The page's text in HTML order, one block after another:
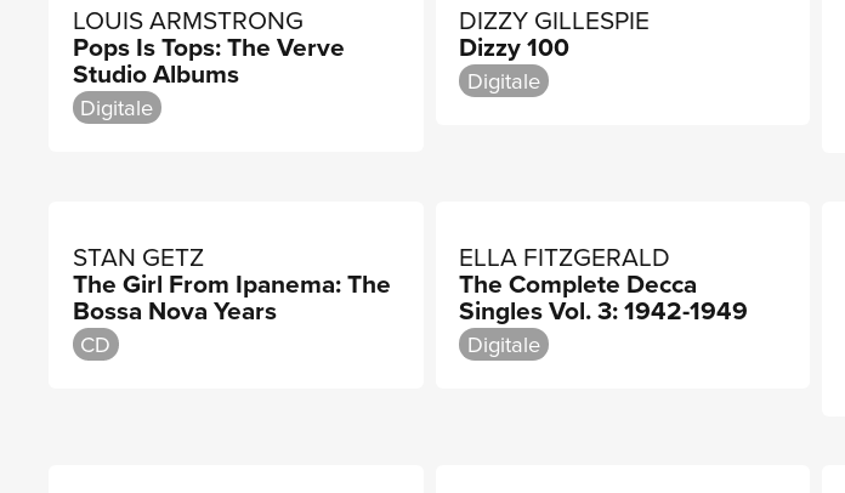
LOUIS ARMSTRONG
Pops Is Tops: The Verve
Studio Albums
Digitale
DIZZY GILLESPIE
Dizzy 100
Digitale
STAN GETZ
The Girl From Ipanema: The
Bossa Nova Years
CD
ELLA FITZGERALD
The Complete Decca
Singles Vol. 3: 1942-1949
Digitale